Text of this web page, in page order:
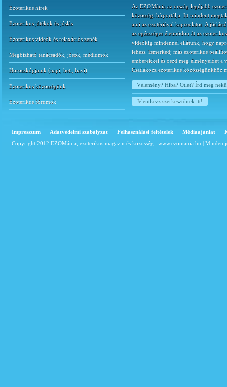
Ezoterikus hírek
Ezoterikus játékok és jóslás
Ezoterikus videók és relaxációs zenék
Megbízható tanácsadók, jósok, médiumok
Horoszkópjaink (napi heti havi)
Ezoterikus közösségünk
Ezoterikus fórumok
Az EZOMánia az ország legújabb
közösségi hírportálja. Itt mindent
ami az ezotériával kapcsolatos. A
az egészséges életmódon át az ezoterikus
videókig mindennel ellátunk, hogy
lehess. Ismerkedj más ezoterikus
emberekkel és oszd meg élményeidet a
Csatlakozz ezoterikus közösségünkhöz
Vélemény? Hiba? Ötlet? Írd meg
Jelentkezz szerkesztőnek itt!
Impresszum Adatvédelmi szabályzat Felhasználási feltételek Médiaajánlat
Copyright 2012 EZOMánia, ezoterikus magazin és közösség , www.ezomania.hu | Minden